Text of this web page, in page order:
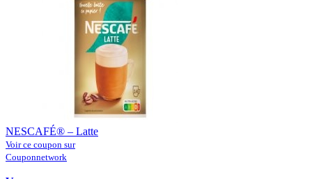
NESCAFÉ® – Latte
Voir ce coupon sur
Couponnetwork